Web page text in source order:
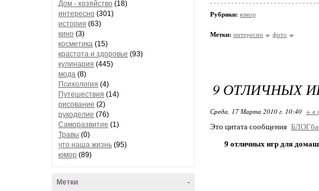
Дом - хозяйство (18)
интересно (301)
история (63)
кино (3)
косметика (15)
крастота и здоровье (93)
кулинария (445)
мода (8)
Психология (4)
Путешествия (14)
рисование (2)
рукоделие (76)
Саморазвитие (1)
Травы (0)
что наша жизнь (95)
юмор (89)
-
Метки
Рубрики: юмор
Метки: интересно фото
9 ОТЛИЧНЫХ
Среда, 17 Марта 2010 г. 10:40 + в
Это цитата сообщения
9 отличных игр для